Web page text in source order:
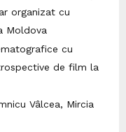
organizat cu
Moldova
cu
de film la
Vâlcea, Mircia